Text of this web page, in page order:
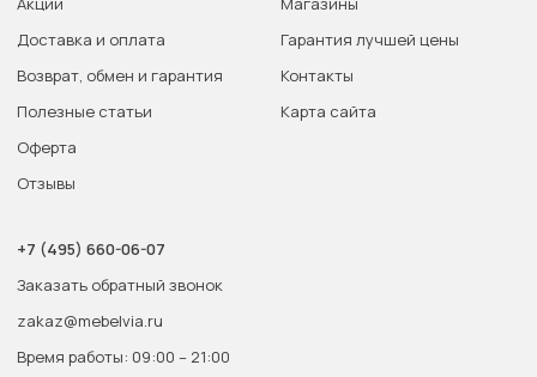
Доставка и оплата
Возврат, обмен и гарантия
Полезные статьи
Оферта
Отзывы
Гарантия лучшей цены
Контакты
Карта сайта
+7 (495) 660-06-07
Заказать обратный звонок
zakaz@mebelvia.ru
Время работы: 09:00 – 21:00